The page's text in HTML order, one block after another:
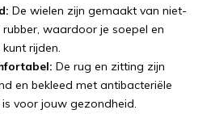
De wielen zijn gemaakt van niet-
waardoor je soepel en
rijden.
De rug en zitting zijn
en bekleed met antibacteriële
voor jouw gezondheid.